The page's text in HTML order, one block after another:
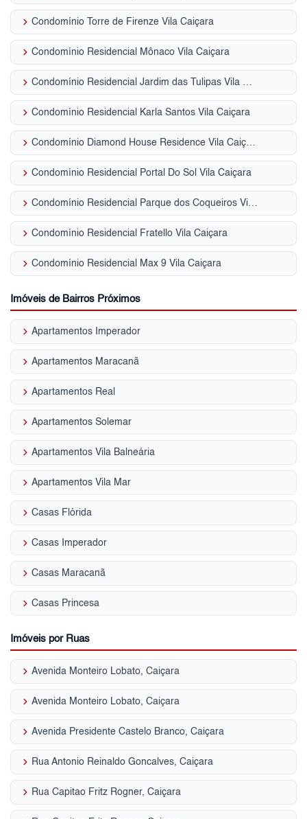
keyboard_arrow_right Condomínio Torre de Firenze Vila Caiçara
keyboard_arrow_right Condomínio Residencial Mônaco Vila Caiçara
keyboard_arrow_right Condomínio Residencial Jardim das Tulipas Vila Caiçara
keyboard_arrow_right Condomínio Residencial Karla Santos Vila Caiçara
keyboard_arrow_right Condomínio Diamond House Residence Vila Caiçara
keyboard_arrow_right Condomínio Residencial Portal Do Sol Vila Caiçara
keyboard_arrow_right Condomínio Residencial Parque dos Coqueiros Vila Caiçara
keyboard_arrow_right Condomínio Residencial Fratello Vila Caiçara
keyboard_arrow_right Condomínio Residencial Max 9 Vila Caiçara
Imóveis de Bairros Próximos
keyboard_arrow_right Apartamentos Imperador
keyboard_arrow_right Apartamentos Maracanã
keyboard_arrow_right Apartamentos Real
keyboard_arrow_right Apartamentos Solemar
keyboard_arrow_right Apartamentos Vila Balneária
keyboard_arrow_right Apartamentos Vila Mar
keyboard_arrow_right Casas Flórida
keyboard_arrow_right Casas Imperador
keyboard_arrow_right Casas Maracanã
keyboard_arrow_right Casas Princesa
Imóveis por Ruas
keyboard_arrow_right Avenida Monteiro Lobato, Caiçara
keyboard_arrow_right Avenida Monteiro Lobato, Caiçara
keyboard_arrow_right Avenida Presidente Castelo Branco, Caiçara
keyboard_arrow_right Rua Antonio Reinaldo Goncalves, Caiçara
keyboard_arrow_right Rua Capitao Fritz Rogner, Caiçara